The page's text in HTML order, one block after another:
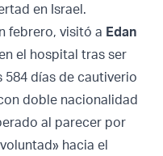
en Israel.
febrero, visitó a Edan
el hospital tras ser
584 días de cautiverio
doble nacionalidad
al parecer por
hacia el